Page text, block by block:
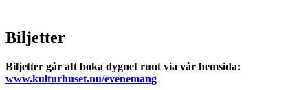
Biljetter
Biljetter går att boka dygnet runt via vår hemsida:
www.kulturhuset.nu/evenemang